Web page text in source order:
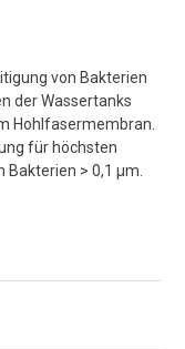
von Bakterien
der Wassertanks
Hohlfasermembran.
für höchsten
Bakterien > 0,1 µm.